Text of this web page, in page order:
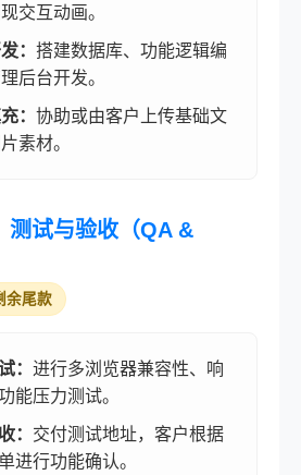
交互动画。
： 搭建数据库、功能逻辑编
后台开发。
： 协助或由客户上传基础文
素材。
测试与验收（QA &
余尾款
： 进行多浏览器兼容性、响
能压力测试。
： 交付测试地址，客户根据
进行功能确认。